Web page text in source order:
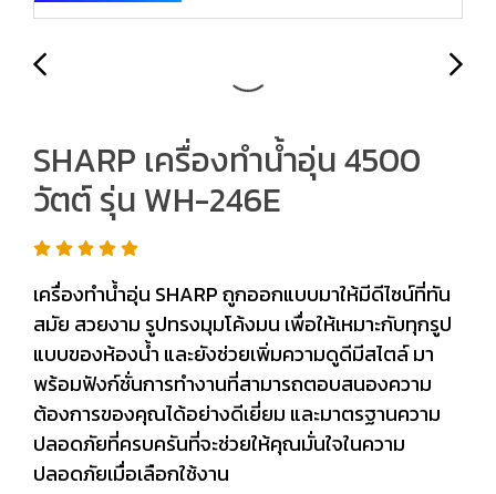
SHARP เครื่องทำน้ำอุ่น 4500
วัตต์ รุ่น WH-246E
เครื่องทำน้ำอุ่น SHARP ถูกออกแบบมาให้มีดีไซน์ที่ทัน
สมัย สวยงาม รูปทรงมุมโค้งมน เพื่อให้เหมาะกับทุกรูป
แบบของห้องน้ำ และยังช่วยเพิ่มความดูดีมีสไตล์ มา
พร้อมฟังก์ชั่นการทำงานที่สามารถตอบสนองความ
ต้องการของคุณได้อย่างดีเยี่ยม และมาตรฐานความ
ปลอดภัยที่ครบครันที่จะช่วยให้คุณมั่นใจในความ
ปลอดภัยเมื่อเลือกใช้งาน